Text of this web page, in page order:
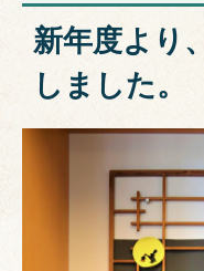
新年度より
しました。